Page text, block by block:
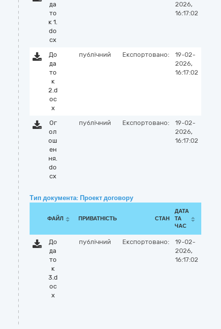
да
то
к 1.
do
cx
2026,
16:17:02
До
да
то
к
2.d
oc
x
публічний Експортовано:
19-02-
2026,
16:17:02
Ог
ол
ош
ен
ня.
do
cx
публічний Експортовано:
19-02-
2026,
16:17:02
Тип документа: Проект договору
ФАЙЛ ПРИВАТНІСТЬ СТАН
ДАТА
ТА
ЧАС
До
да
то
к
3.d
oc
x
публічний Експортовано:
19-02-
2026,
16:17:02